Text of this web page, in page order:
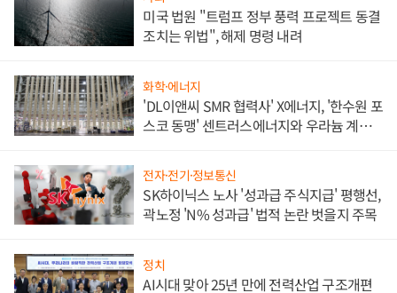
미국 법원 "트럼프 정부 풍력 프로젝트 동결
조치는 위법", 해제 명령 내려
화학·에너지
'DL이앤씨 SMR 협력사' X에너지, '한수원 포
스코 동맹' 센트러스에너지와 우라늄 계약
전자·전기·정보통신
SK하이닉스 노사 '성과급 주식지급' 평행선,
곽노정 'N% 성과급' 법적 논란 벗을지 주목
정치
AI시대 맞아 25년 만에 전력산업 구조개편